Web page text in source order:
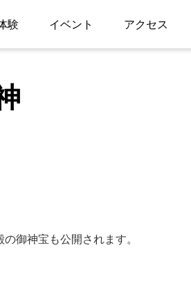
験 イベント アクセス
御神宝も公開されます。